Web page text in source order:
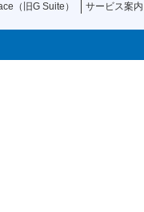
（旧G Suite） サービス案内